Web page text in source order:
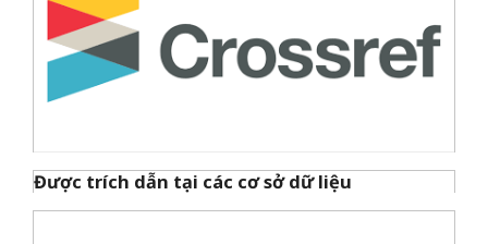
Được trích dẫn tại các cơ sở dữ liệu